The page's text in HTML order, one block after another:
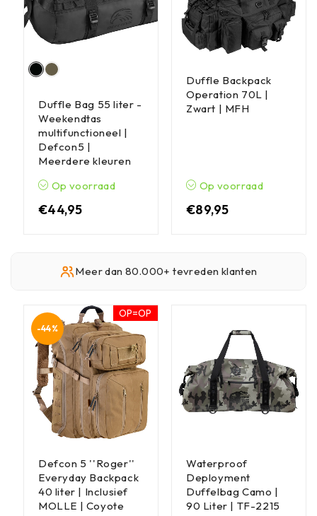
Duffle Bag 55 liter -
Weekendtas
multifunctioneel |
Defcon5 |
Meerdere kleuren
Op voorraad
€44,95
Duffle Backpack
Operation 70L |
Zwart | MFH
Op voorraad
€89,95
Meer dan 80.000+ tevreden klanten
OP=OP
-44%
Defcon 5 ''Roger''
Everyday Backpack
40 liter | Inclusief
MOLLE | Coyote
Waterproof
Deployment
Duffelbag Camo |
90 Liter | TF-2215